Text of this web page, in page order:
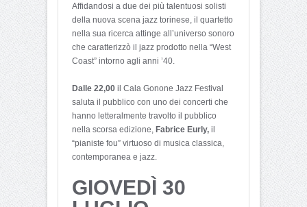
Affidandosi a due dei più talentuosi solisti
della nuova scena jazz torinese, il quartetto
nella sua ricerca attinge all’universo sonoro
che caratterizzò il jazz prodotto nella “West
Coast” intorno agli anni ’40.
Dalle 22,00 il Cala Gonone Jazz Festival
saluta il pubblico con uno dei concerti che
hanno letteralmente travolto il pubblico
nella scorsa edizione, Fabrice Eurly, il
“pianiste fou” virtuoso di musica classica,
contemporanea e jazz.
GIOVEDÌ 30